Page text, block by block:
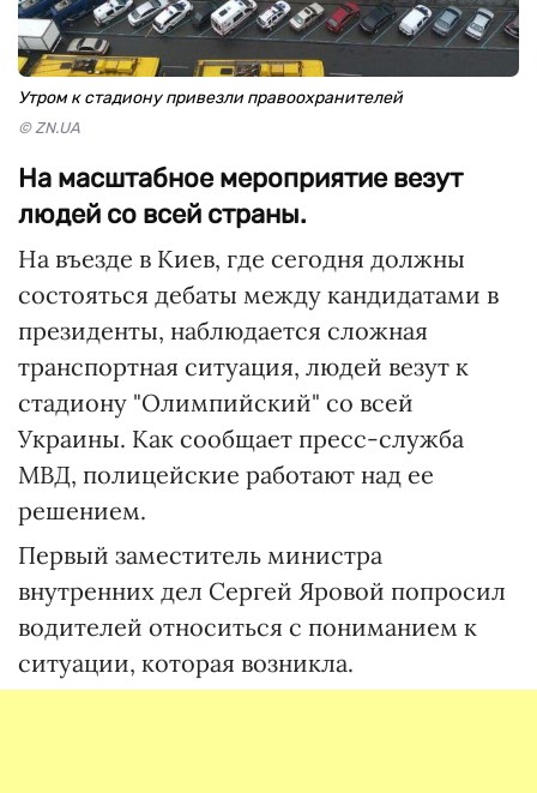
Утром к стадиону привезли правоохранителей
© ZN.UA
На масштабное мероприятие везут
людей со всей страны.
На въезде в Киев, где сегодня должны
состояться дебаты между кандидатами в
президенты, наблюдается сложная
транспортная ситуация, людей везут к
стадиону "Олимпийский" со всей
Украины. Как сообщает пресс-служба
МВД, полицейские работают над ее
решением.
Первый заместитель министра
внутренних дел Сергей Яровой попросил
водителей относиться с пониманием к
ситуации, которая возникла.